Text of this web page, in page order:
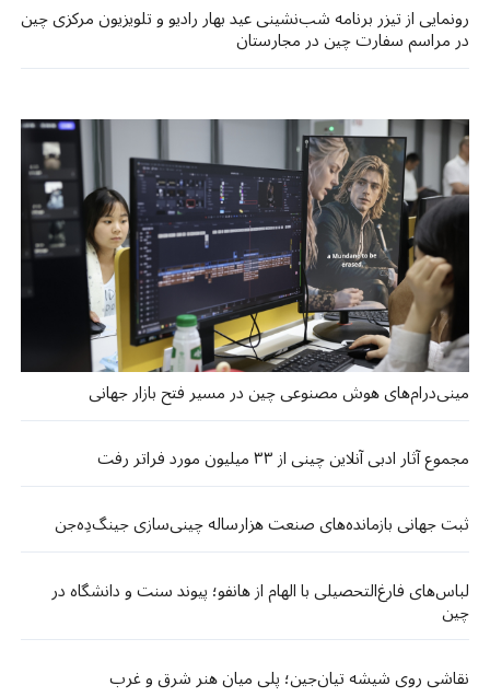
رونمایی از تیزر برنامه شب‌نشینی عید بهار رادیو و تلویزیون مرکزی چین
در مراسم سفارت چین در مجارستان
مینی‌درام‌های هوش مصنوعی چین در مسیر فتح بازار جهانی
مجموع آثار ادبی آنلاین چینی از ۳۳ میلیون مورد فراتر رفت
ثبت جهانی بازمانده‌های صنعت هزارساله چینی‌سازی جینگ‌دِه‌جن
لباس‌های فارغ‌التحصیلی با الهام از هانفو؛ پیوند سنت و دانشگاه در
چین
نقاشی روی شیشه تیان‌جین؛ پلی میان هنر شرق و غرب